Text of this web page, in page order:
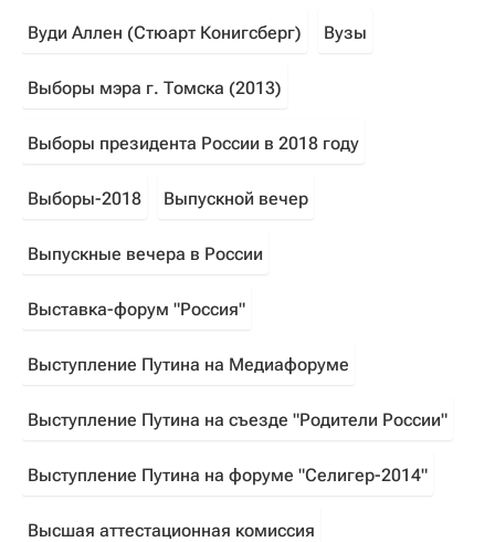
Вуди Аллен (Стюарт Конигсберг) Вузы
Выборы мэра г. Томска (2013)
Выборы президента России в 2018 году
Выборы-2018 Выпускной вечер
Выпускные вечера в России
Выставка-форум "Россия"
Выступление Путина на Медиафоруме
Выступление Путина на съезде "Родители России"
Выступление Путина на форуме "Селигер-2014"
Высшая аттестационная комиссия